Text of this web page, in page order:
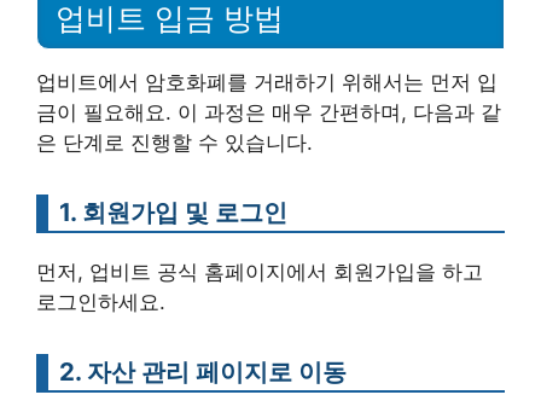
업비트 입금 방법
업비트에서 암호화폐를 거래하기 위해서는 먼저 입
금이 필요해요. 이 과정은 매우 간편하며, 다음과 같
은 단계로 진행할 수 있습니다.
1. 회원가입 및 로그인
먼저, 업비트 공식 홈페이지에서 회원가입을 하고
로그인하세요.
2. 자산 관리 페이지로 이동